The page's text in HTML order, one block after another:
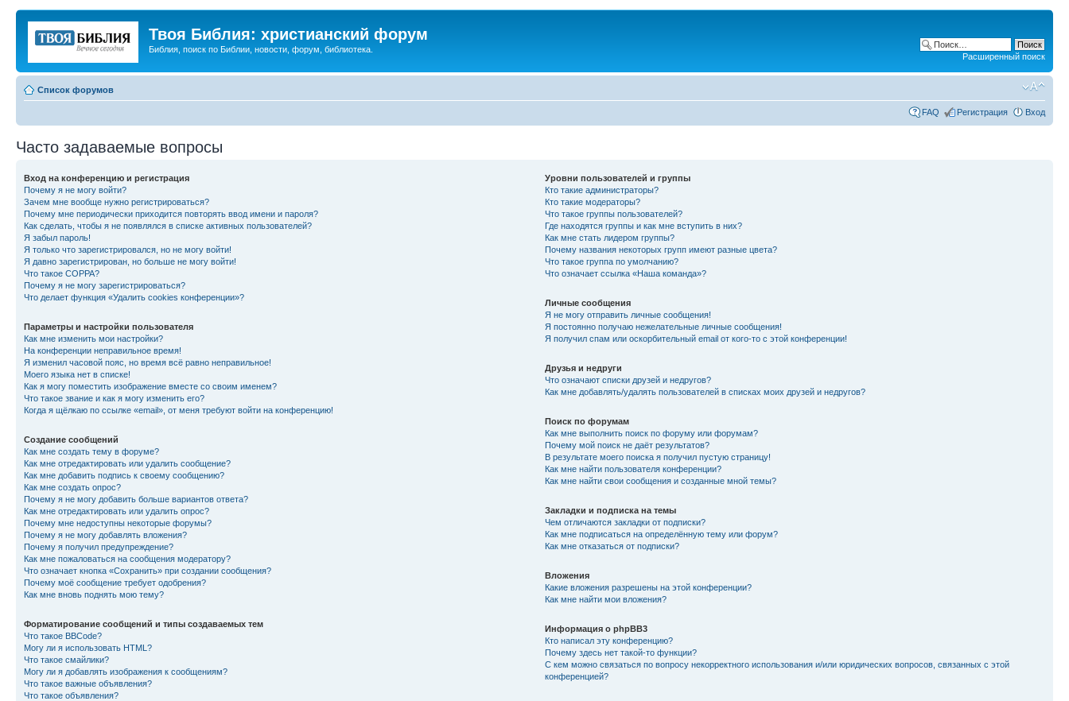
Твоя Библия: христианский форум
Библия, поиск по Библии, новости, форум, библиотека.
Расширенный поиск
Список форумов
FAQ Регистрация Вход
Часто задаваемые вопросы
Вход на конференцию и регистрация
Почему я не могу войти?
Зачем мне вообще нужно регистрироваться?
Почему мне периодически приходится повторять ввод имени и пароля?
Как сделать, чтобы я не появлялся в списке активных пользователей?
Я забыл пароль!
Я только что зарегистрировался, но не могу войти!
Я давно зарегистрирован, но больше не могу войти!
Что такое COPPA?
Почему я не могу зарегистрироваться?
Что делает функция «Удалить cookies конференции»?
Параметры и настройки пользователя
Как мне изменить мои настройки?
На конференции неправильное время!
Я изменил часовой пояс, но время всё равно неправильное!
Моего языка нет в списке!
Как я могу поместить изображение вместе со своим именем?
Что такое звание и как я могу изменить его?
Когда я щёлкаю по ссылке «email», от меня требуют войти на конференцию!
Создание сообщений
Как мне создать тему в форуме?
Как мне отредактировать или удалить сообщение?
Как мне добавить подпись к своему сообщению?
Как мне создать опрос?
Почему я не могу добавить больше вариантов ответа?
Как мне отредактировать или удалить опрос?
Почему мне недоступны некоторые форумы?
Почему я не могу добавлять вложения?
Почему я получил предупреждение?
Как мне пожаловаться на сообщения модератору?
Что означает кнопка «Сохранить» при создании сообщения?
Почему моё сообщение требует одобрения?
Как мне вновь поднять мою тему?
Форматирование сообщений и типы создаваемых тем
Что такое BBCode?
Могу ли я использовать HTML?
Что такое смайлики?
Могу ли я добавлять изображения к сообщениям?
Что такое важные объявления?
Что такое объявления?
Уровни пользователей и группы
Кто такие администраторы?
Кто такие модераторы?
Что такое группы пользователей?
Где находятся группы и как мне вступить в них?
Как мне стать лидером группы?
Почему названия некоторых групп имеют разные цвета?
Что такое группа по умолчанию?
Что означает ссылка «Наша команда»?
Личные сообщения
Я не могу отправить личные сообщения!
Я постоянно получаю нежелательные личные сообщения!
Я получил спам или оскорбительный email от кого-то с этой конференции!
Друзья и недруги
Что означают списки друзей и недругов?
Как мне добавлять/удалять пользователей в списках моих друзей и недругов?
Поиск по форумам
Как мне выполнить поиск по форуму или форумам?
Почему мой поиск не даёт результатов?
В результате моего поиска я получил пустую страницу!
Как мне найти пользователя конференции?
Как мне найти свои сообщения и созданные мной темы?
Закладки и подписка на темы
Чем отличаются закладки от подписки?
Как мне подписаться на определённую тему или форум?
Как мне отказаться от подписки?
Вложения
Какие вложения разрешены на этой конференции?
Как мне найти мои вложения?
Информация о phpBB3
Кто написал эту конференцию?
Почему здесь нет такой-то функции?
С кем можно связаться по вопросу некорректного использования и/или юридических вопросов, связанных с этой
конференцией?